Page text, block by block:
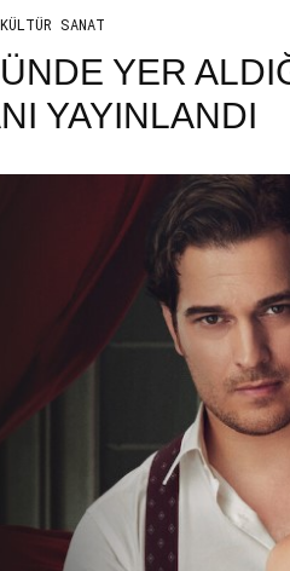
KÜLTÜR SANAT
YER
YAYINLANDI